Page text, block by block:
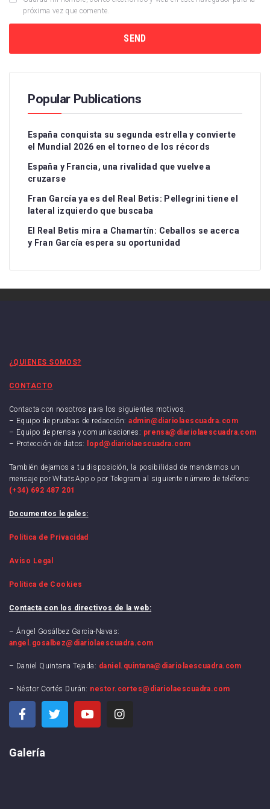
próxima vez que comente.
Popular Publications
España conquista su segunda estrella y convierte
el Mundial 2026 en el torneo de los récords
España y Francia, una rivalidad que vuelve a
cruzarse
Fran García ya es del Real Betis: Pellegrini tiene el
lateral izquierdo que buscaba
El Real Betis mira a Chamartín: Ceballos se acerca
y Fran García espera su oportunidad
¿QUIENES SOMOS?
CONTACTO
Contacta con nosotros para los siguientes motivos.
– Equipo de pruebas de redacción:admin@diariolaescuadra.com
– Equipo de prensa y comunicaciones: prensa@diariolaescuadra.com
– Protección de datos:
lopd@diariolaescuadra.com
También dejamos a tu disposición, la posibilidad de mandarnos un
mensaje por WhatsApp o por Telegram al siguiente número de teléfono:
(+34) 692 487 201
Documentos legales:
Política de Privacidad
Aviso Legal
Política de Cookies
Contacta con los directivos de la web:
– Ángel Gosálbez García-Navas:
angel.gosalbez@diariolaescuadra.com
– Daniel Quintana Tejada: daniel.quintana@diariolaescuadra.com
– Néstor Cortés Durán: nestor.cortes@diariolaescuadra.com
Galería